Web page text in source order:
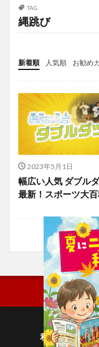
TAG
縄跳び
新着順 人気順
お勧め
投稿
学び
マンガ
電子
2023年5月1日
幅広い人気 ダブルダ
最新！スポーツ大
利用規約
プ